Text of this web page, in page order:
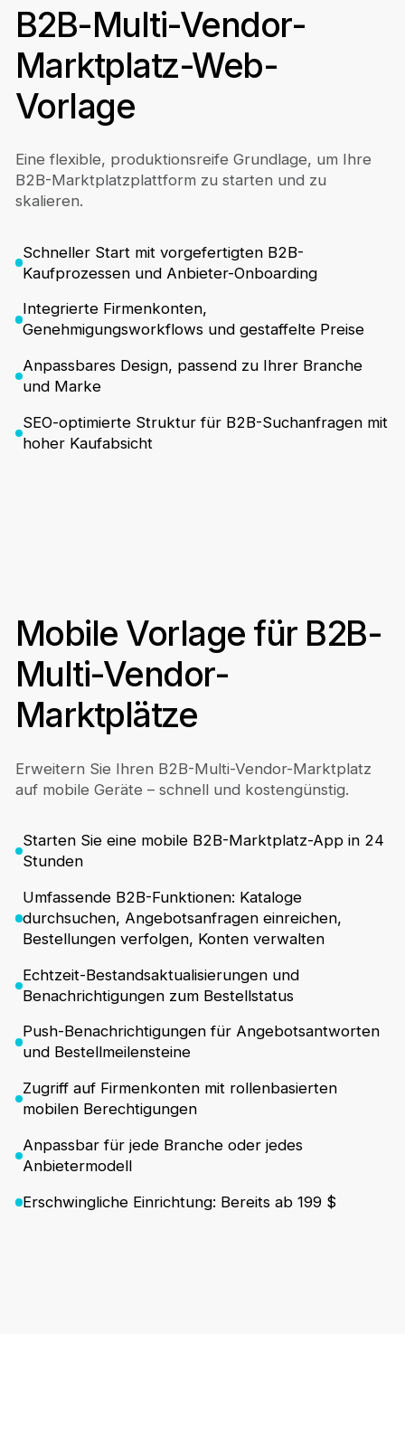
B2B-Multi-Vendor-
Marktplatz-Web-
Vorlage
Eine flexible, produktionsreife Grundlage, um Ihre
B2B-Marktplatzplattform zu starten und zu
skalieren.
Schneller Start mit vorgefertigten B2B-
Kaufprozessen und Anbieter-Onboarding
Integrierte Firmenkonten,
Genehmigungsworkflows und gestaffelte Preise
Anpassbares Design, passend zu Ihrer Branche
und Marke
SEO-optimierte Struktur für B2B-Suchanfragen mit
hoher Kaufabsicht
Mobile Vorlage für B2B-
Multi-Vendor-
Marktplätze
Erweitern Sie Ihren B2B-Multi-Vendor-Marktplatz
auf mobile Geräte – schnell und kostengünstig.
Starten Sie eine mobile B2B-Marktplatz-App in 24
Stunden
Umfassende B2B-Funktionen: Kataloge
durchsuchen, Angebotsanfragen einreichen,
Bestellungen verfolgen, Konten verwalten
Echtzeit-Bestandsaktualisierungen und
Benachrichtigungen zum Bestellstatus
Push-Benachrichtigungen für Angebotsantworten
und Bestellmeilensteine
Zugriff auf Firmenkonten mit rollenbasierten
mobilen Berechtigungen
Anpassbar für jede Branche oder jedes
Anbietermodell
Erschwingliche Einrichtung: Bereits ab 199 $